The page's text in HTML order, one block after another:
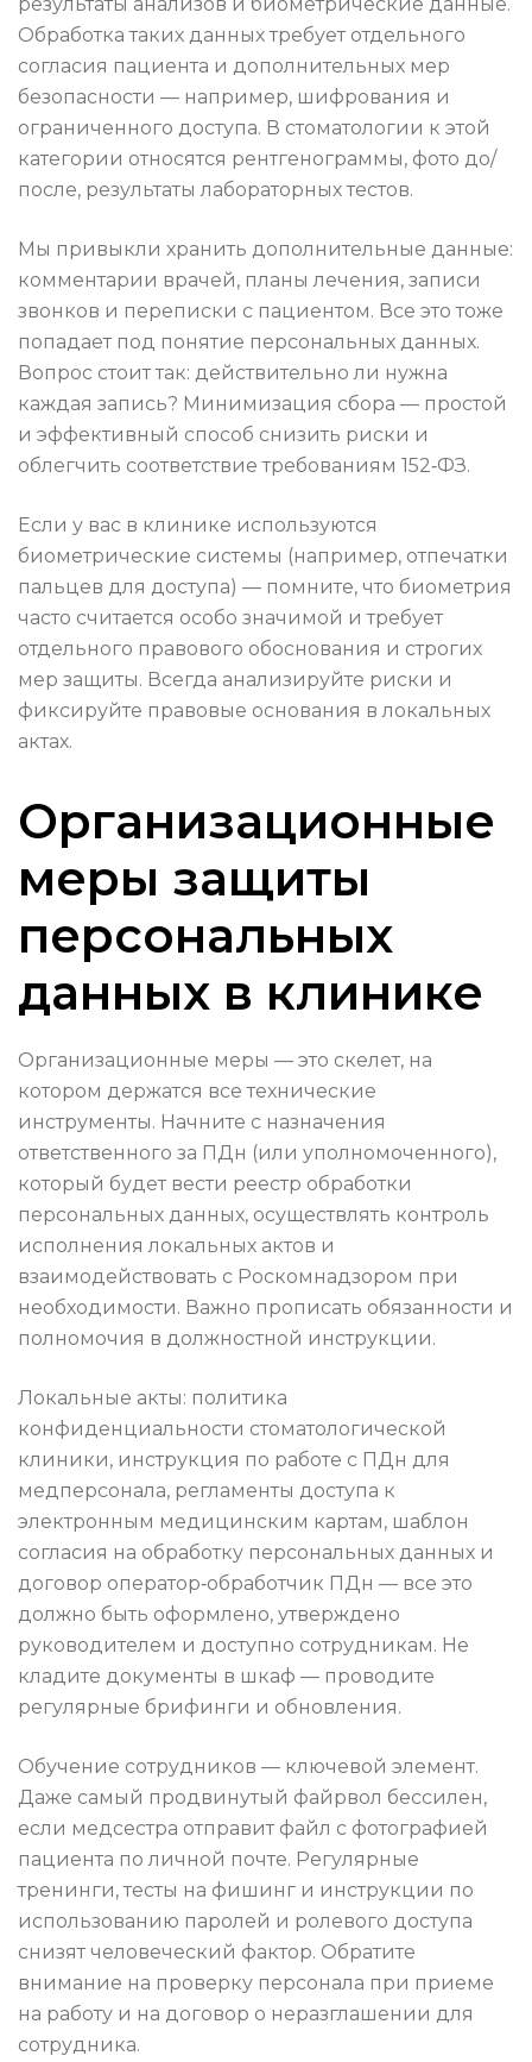
Обработка таких данных требует отдельного
согласия пациента и дополнительных мер
безопасности — например, шифрования и
ограниченного доступа. В стоматологии к этой
категории относятся рентгенограммы, фото до/
после, результаты лабораторных тестов.
Мы привыкли хранить дополнительные данные:
комментарии врачей, планы лечения, записи
звонков и переписки с пациентом. Все это тоже
попадает под понятие персональных данных.
Вопрос стоит так: действительно ли нужна
каждая запись? Минимизация сбора — простой
и эффективный способ снизить риски и
облегчить соответствие требованиям 152‑ФЗ.
Если у вас в клинике используются
биометрические системы (например, отпечатки
пальцев для доступа) — помните, что биометрия
часто считается особо значимой и требует
отдельного правового обоснования и строгих
мер защиты. Всегда анализируйте риски и
фиксируйте правовые основания в локальных
актах.
Организационные
меры защиты
персональных
данных в клинике
Организационные меры — это скелет, на
котором держатся все технические
инструменты. Начните с назначения
ответственного за ПДн (или уполномоченного),
который будет вести реестр обработки
персональных данных, осуществлять контроль
исполнения локальных актов и
взаимодействовать с Роскомнадзором при
необходимости. Важно прописать обязанности и
полномочия в должностной инструкции.
Локальные акты: политика
конфиденциальности стоматологической
клиники, инструкция по работе с ПДн для
медперсонала, регламенты доступа к
электронным медицинским картам, шаблон
согласия на обработку персональных данных и
договор оператор‑обработчик ПДн — все это
должно быть оформлено, утверждено
руководителем и доступно сотрудникам. Не
кладите документы в шкаф — проводите
регулярные брифинги и обновления.
Обучение сотрудников — ключевой элемент.
Даже самый продвинутый файрвол бессилен,
если медсестра отправит файл с фотографией
пациента по личной почте. Регулярные
тренинги, тесты на фишинг и инструкции по
использованию паролей и ролевого доступа
снизят человеческий фактор. Обратите
внимание на проверку персонала при приеме
на работу и на договор о неразглашении для
сотрудника.